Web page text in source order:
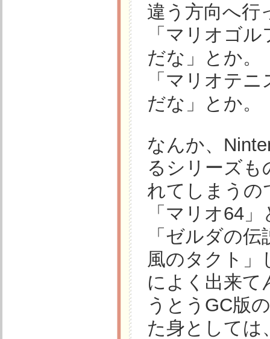
違う方向へ行
「マリオゴ
だな」とか。
「マリオテ
だな」とか。
なんか、
るシリーズも
れてしまうの
「マリオ64
「ゼルダの
風のタクト」
によく出来て
うとうGC版
た身として